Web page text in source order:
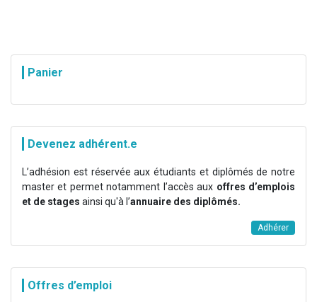
Panier
Devenez adhérent.e
L’adhésion est réservée aux étudiants et diplômés de notre
master et permet notamment l’accès aux offres d’emplois
et de stages ainsi qu'à l’annuaire des diplômés.
Adhérer
Offres d’emploi